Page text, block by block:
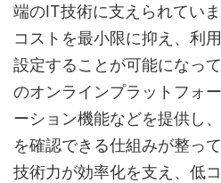
端のIT技術に支えられてい
コストを最小限に抑え、利
設定することが可能になっ
のオンラインプラットフォ
ーション機能などを提供し
を確認できる仕組みが整っ
技術力が効率化を支え、低